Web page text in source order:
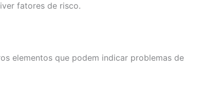
fatores de risco.
elementos que podem indicar problemas de